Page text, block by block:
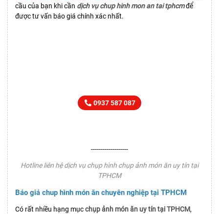
cầu của bạn khi cần dịch vụ chup hinh mon an tai tphcmđể
được tư vấn báo giá chính xác nhất.
0937 587 087
-------------------
Hotline liên hệ dịch vụ chụp hình chụp ảnh món ăn uy tín tại
TPHCM
Báo giá chup hình món ăn chuyên nghiệp tại TPHCM
Có rất nhiều hạng mụcchụp ảnh món ăn uy tín tại TPHCM,